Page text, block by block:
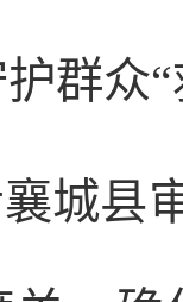
群众
城县